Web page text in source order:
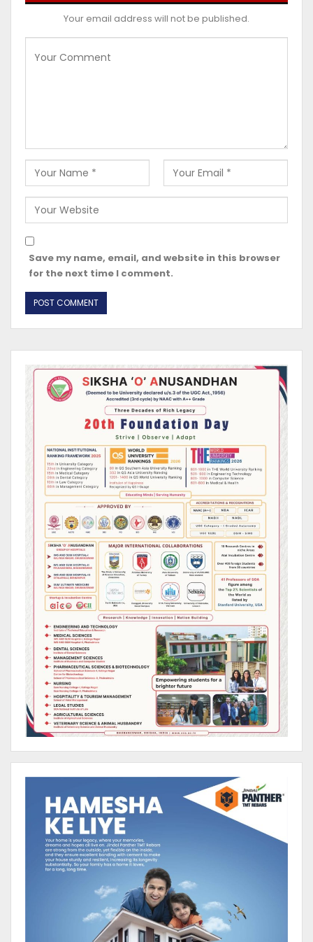
Your email address will not be published.
Save my name, email, and website in this browser
for the next time I comment.